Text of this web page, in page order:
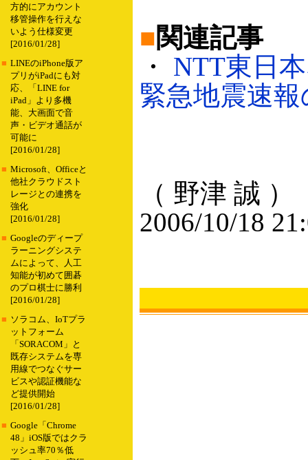
方的にアカウント
移管操作を行えな
いよう仕様変更
[2016/01/28]
■ LINEのiPhone版ア
プリがiPadにも対
応、「LINE for
iPad」より多機
能、大画面で音
声・ビデオ通話が
可能に
[2016/01/28]
■ Microsoft、Officeと
他社クラウドスト
レージとの連携を
強化
[2016/01/28]
■ Googleのディープ
ラーニングシステ
ムによって、人工
知能が初めて囲碁
のプロ棋士に勝利
[2016/01/28]
■ ソラコム、IoTプラ
ットフォーム
「SORACOM」と
既存システムを専
用線でつなぐサー
ビスや認証機能な
ど提供開始
[2016/01/28]
■ Google「Chrome
48」iOS版ではクラ
ッシュ率70％低
■関連記事
・ NTT東日
緊急地震速報
（ 野津 誠 ）
2006/10/18